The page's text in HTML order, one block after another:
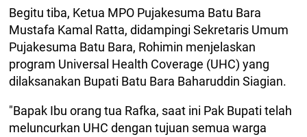
Begitu tiba, Ketua MPO Pujakesuma Batu Bara
Mustafa Kamal Ratta, didampingi Sekretaris Umum
Pujakesuma Batu Bara, Rohimin menjelaskan
program Universal Health Coverage (UHC) yang
dilaksanakan Bupati Batu Bara Baharuddin Siagian.
"Bapak Ibu orang tua Rafka, saat ini Pak Bupati telah
meluncurkan UHC dengan tujuan semua warga